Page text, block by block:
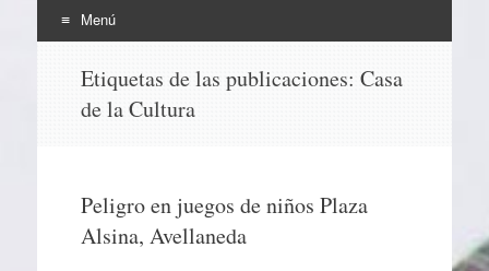
Menú
contenido
Etiquetas de las publicaciones: Casa
de la Cultura
Peligro en juegos de niños Plaza
Alsina, Avellaneda